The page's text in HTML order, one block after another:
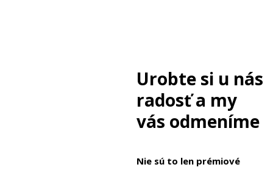
Urobte si u nás
radosť a my
vás odmeníme
Nie sú to len prémiové